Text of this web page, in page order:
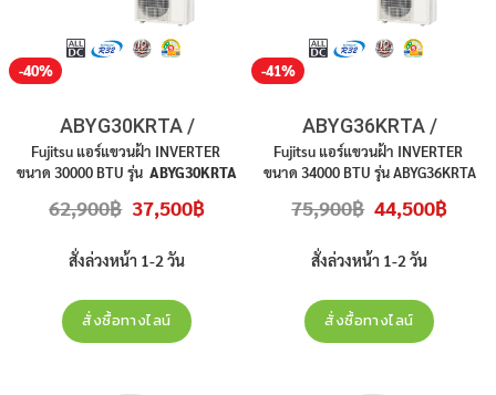
-40%
ABYG30KRTA /
AOYG30KBTB
Fujitsu แอร์แขวนฝ้า INVERTER
ขนาด 30000 BTU รุ่น ABYG30KRTA
เบอร์ 5 R32 คอมเพรสเซอร์ 10 ปี
ตั้ง
62,900฿ Original
price
62,900฿.
37,500฿Current
price
สั่งล่วงหน้า 1-2 วัน
สั่งซื้อทางไลน์
-41%
ABYG36KRTA /
AOYG36KBTB (1 เฟส)
Fujitsu แอร์แขวนฝ้า INVERTER
ขนาด 34000 BTU รุ่น ABYG36KRTA
เบอร์ 5 R32 คอมเพรสเซอร์ 10 ปี
ตั้ง
75,900฿ Original
price
75,900฿.
44,500฿price
สั่งล่วงหน้า 1-2 วัน
สั่งซื้อทางไลน์